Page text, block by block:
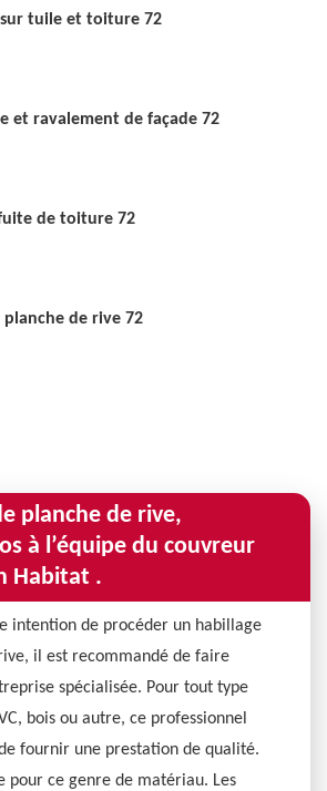
tuile et toiture 72
et ravalement de façade 72
de toiture 72
planche de rive 72
planche de rive,
à l’équipe du couvreur
Habitat .
intention de procéder un habillage
il est recommandé de faire
spécialisée. Pour tout type
bois ou autre, ce professionnel
fournir une prestation de qualité.
pour ce genre de matériau. Les